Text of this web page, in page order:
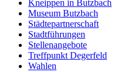
Kneippen in Butzbach
Museum Butzbach
Städtepartnerschaft
Stadtführungen
Stellenangebote
Treffpunkt Degerfeld
Wahlen